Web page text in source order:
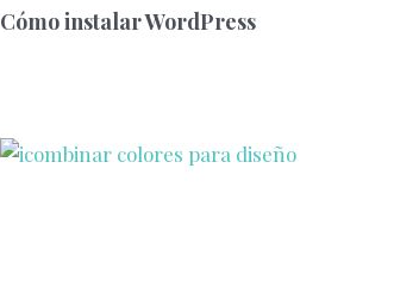
Cómo instalar WordPress